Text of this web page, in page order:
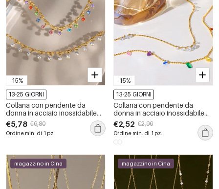
-15%
13-25 GIORNI
Collana con pendente da
donna in acciaio inossidabile
impermeabile color oro con
zirconi
€5,78 €6,80
Ordine min. di 1 pz.
-15%
13-25 GIORNI
Collana con pendente da
donna in acciaio inossidabile
impermeabile color oro con
zirconi
€2,52 €2,96
Ordine min. di 1 pz.
magazzino in Cina magazzino in Cina